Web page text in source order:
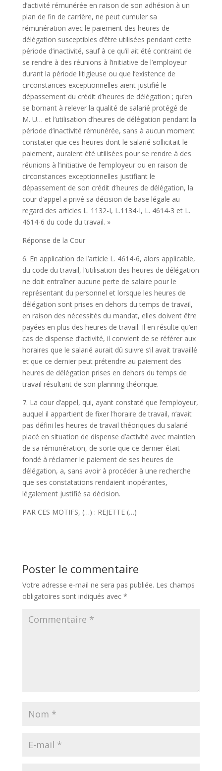
d’activité rémunérée en raison de son adhésion à un
plan de fin de carrière, ne peut cumuler sa
rémunération avec le paiement des heures de
délégation susceptibles d’être utilisées pendant cette
période d’inactivité, sauf à ce qu’il ait été contraint de
se rendre à des réunions à l’initiative de l’employeur
durant la période litigieuse ou que l’existence de
circonstances exceptionnelles aient justifié le
dépassement du crédit d’heures de délégation ; qu’en
se bornant à relever la qualité de salarié protégé de
M. U… et l’utilisation d’heures de délégation pendant la
période d’inactivité rémunérée, sans à aucun moment
constater que ces heures dont le salarié sollicitait le
paiement, auraient été utilisées pour se rendre à des
réunions à l’initiative de l’employeur ou en raison de
circonstances exceptionnelles justifiant le
dépassement de son crédit d’heures de délégation, la
cour d’appel a privé sa décision de base légale au
regard des articles L. 1132-I, L.1134-I, L. 4614-3 et L.
4614-6 du code du travail. »
Réponse de la Cour
6. En application de l’article L. 4614-6, alors applicable,
du code du travail, l’utilisation des heures de délégation
ne doit entraîner aucune perte de salaire pour le
représentant du personnel et lorsque les heures de
délégation sont prises en dehors du temps de travail,
en raison des nécessités du mandat, elles doivent être
payées en plus des heures de travail. Il en résulte qu’en
cas de dispense d’activité, il convient de se référer aux
horaires que le salarié aurait dû suivre s’il avait travaillé
et que ce dernier peut prétendre au paiement des
heures de délégation prises en dehors du temps de
travail résultant de son planning théorique.
7. La cour d’appel, qui, ayant constaté que l’employeur,
auquel il appartient de fixer l’horaire de travail, n’avait
pas défini les heures de travail théoriques du salarié
placé en situation de dispense d’activité avec maintien
de sa rémunération, de sorte que ce dernier était
fondé à réclamer le paiement de ses heures de
délégation, a, sans avoir à procéder à une recherche
que ses constatations rendaient inopérantes,
légalement justifié sa décision.
PAR CES MOTIFS, (…) : REJETTE (…)
Poster le commentaire
Votre adresse e-mail ne sera pas publiée. Les champs
obligatoires sont indiqués avec *